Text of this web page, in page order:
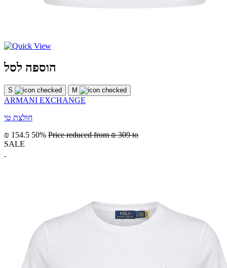
הוספה לסל
S M
ARMANI EXCHANGE
חולצת טי
₪ 154.5 50% Price reduced from₪ 309 to
SALE